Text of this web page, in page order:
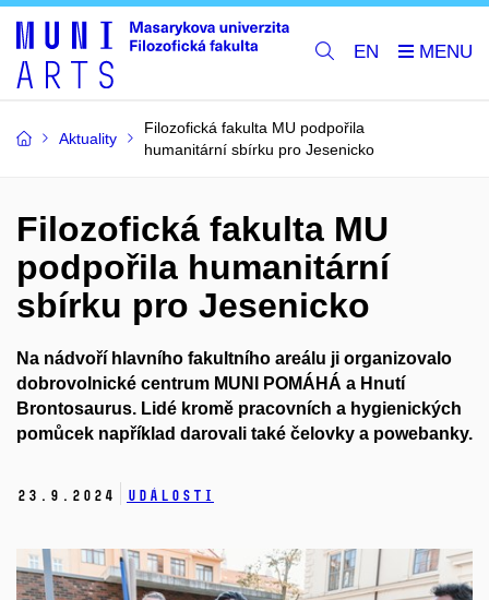
EN
Aktuality
Filozofická fakulta MU podpořila
humanitární sbírku pro Jesenicko
Filozofická fakulta MU
podpořila humanitární
sbírku pro Jesenicko
Na nádvoří hlavního fakultního areálu ji organizovalo
dobrovolnické centrum MUNI POMÁHÁ a Hnutí
Brontosaurus. Lidé kromě pracovních a hygienických
pomůcek například darovali také čelovky a powebanky.
23. 9. 2024 Události